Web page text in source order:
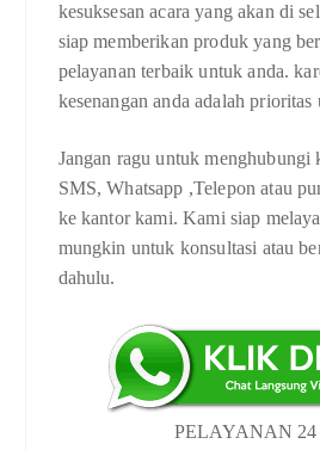
kesuksesan acara yang akan di
siap memberikan produk yang
pelayanan terbaik untuk anda.
kesenangan anda adalah prioritas
Jangan ragu untuk menghubungi
SMS, Whatsapp ,Telepon atau
ke kantor kami. Kami siap
mungkin untuk konsultasi atau
dahulu.
PELAYANAN